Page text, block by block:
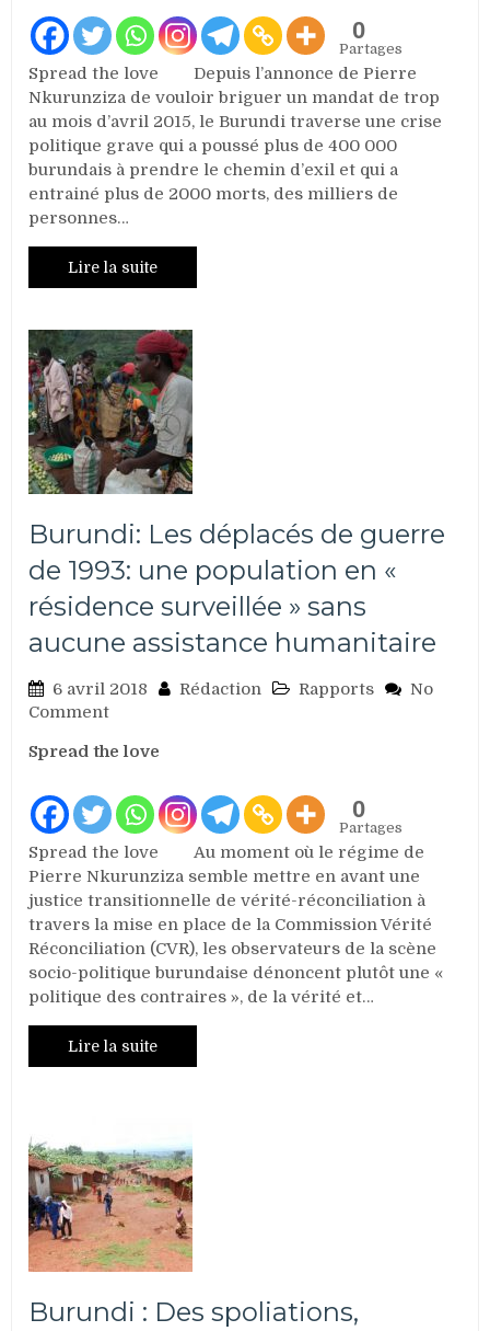
réfugiés
harcelés
par
la
Tanzanie
pour
rentrer
de
force
0
Partages
Spread the love Depuis l’annonce de Pierre
Nkurunziza de vouloir briguer un mandat de trop
au mois d’avril 2015, le Burundi traverse une crise
politique grave qui a poussé plus de 400 000
burundais à prendre le chemin d’exil et qui a
entrainé plus de 2000 morts, des milliers de
personnes…
Lire la suite
Burundi: Les déplacés de guerre
de 1993: une population en «
résidence surveillée » sans
aucune assistance humanitaire
6 avril 2018 Rédaction Rapports
No
Commenton
Les
de
guerre
de
1993:
une
population
en
«
résidence
sans
Spread the love
0
Partages
Spread the love Au moment où le régime de
Pierre Nkurunziza semble mettre en avant une
justice transitionnelle de vérité-réconciliation à
travers la mise en place de la Commission Vérité
Réconciliation (CVR), les observateurs de la scène
socio-politique burundaise dénoncent plutôt une «
politique des contraires », de la vérité et…
Lire la suite
Burundi : Des spoliations,